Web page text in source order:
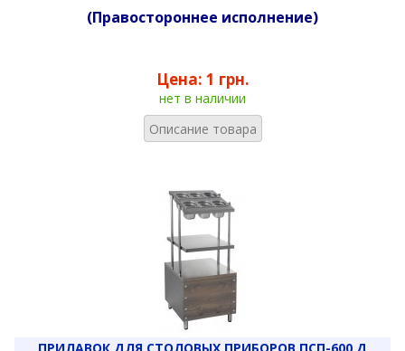
(Правостороннее исполнение)
Цена: 1 грн.
нет в наличии
Описание товара
ПРИЛАВОК ДЛЯ СТОЛОВЫХ ПРИБОРОВ ПСП-600 Д